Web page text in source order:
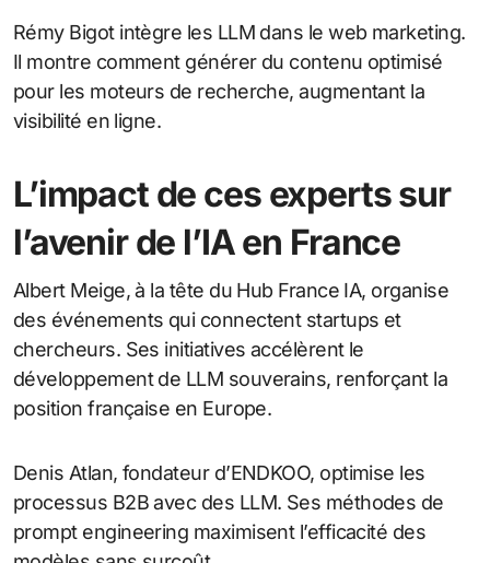
Rémy Bigot intègre les LLM dans le web marketing.
Il montre comment générer du contenu optimisé
pour les moteurs de recherche, augmentant la
visibilité en ligne.
L’impact de ces experts sur
l’avenir de l’IA en France
Albert Meige, à la tête du Hub France IA, organise
des événements qui connectent startups et
chercheurs. Ses initiatives accélèrent le
développement de LLM souverains, renforçant la
position française en Europe.
Denis Atlan, fondateur d’ENDKOO, optimise les
processus B2B avec des LLM. Ses méthodes de
prompt engineering maximisent l’efficacité des